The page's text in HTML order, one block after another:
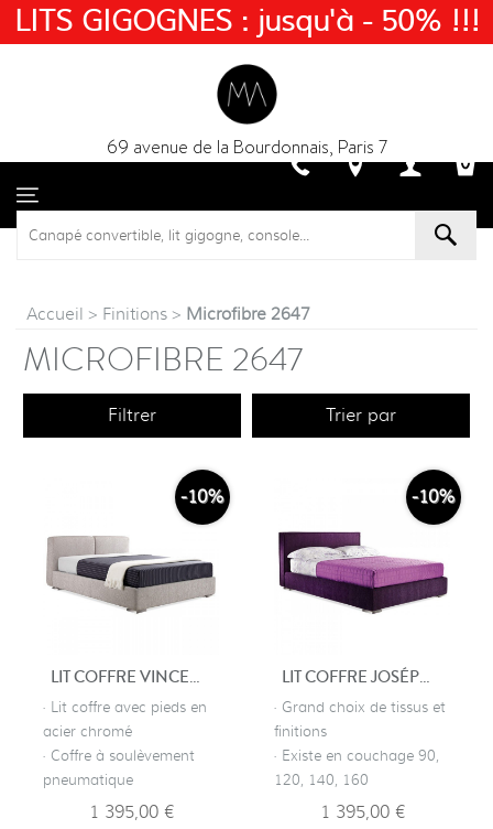
69 avenue de la Bourdonnais, Paris 7
Accueil > Finitions > Microfibre 2647
MICROFIBRE 2647
Filtrer Trier par
-10%
LIT COFFRE VINCENNES
· Lit coffre avec pieds en
acier chromé
· Coffre à soulèvement
pneumatique
1 395,00 €
-10%
LIT COFFRE JOSÉPHINE
· Grand choix de tissus et
finitions
· Existe en couchage 90,
120, 140, 160
1 395,00 €
LITS GIGOGNES : jusqu'à - 50% !!!